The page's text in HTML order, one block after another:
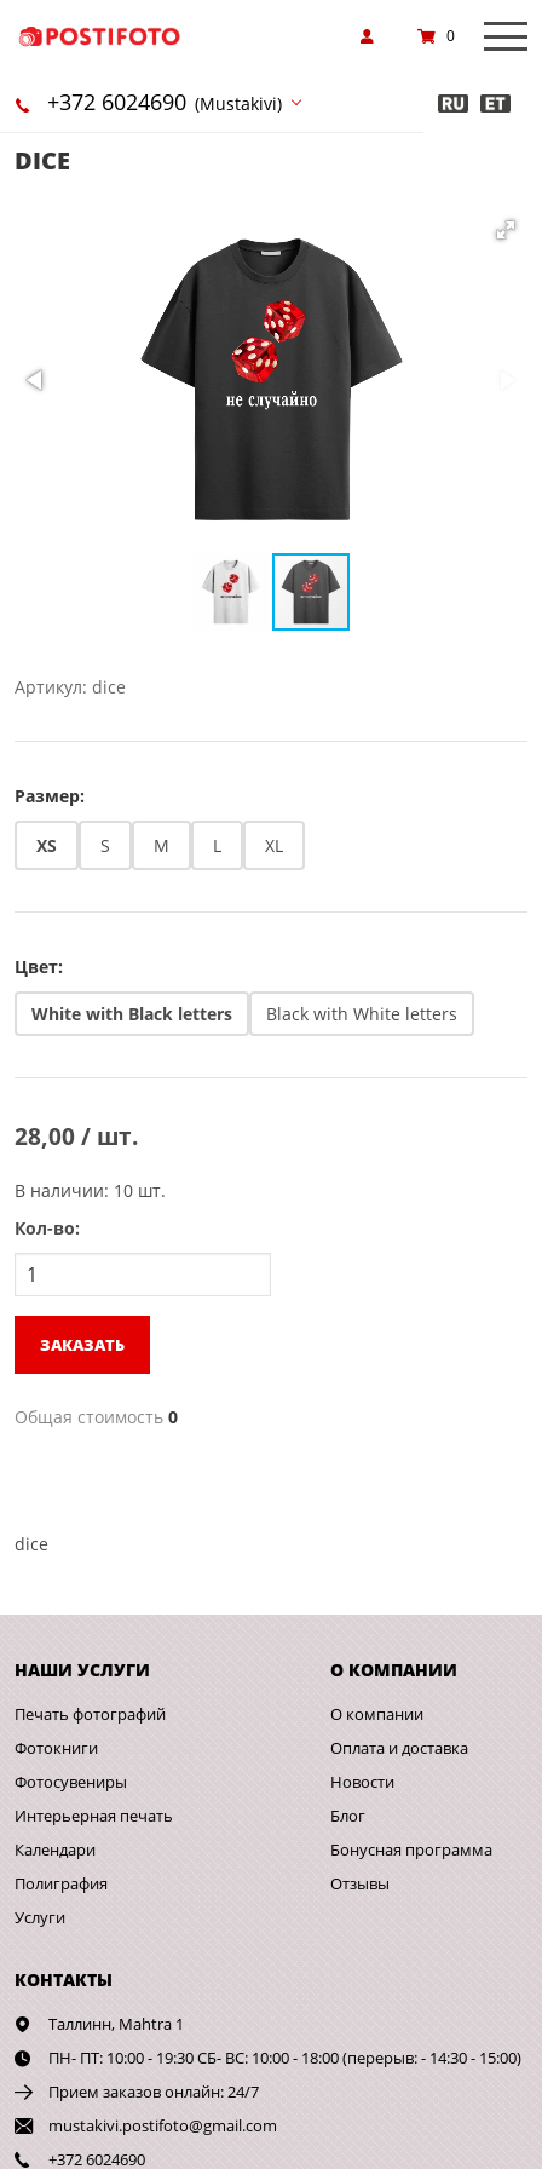
+372 6024690 (Mustakivi)
0
DICE
Артикул: dice
Размер:
XS S M L XL
Цвет:
White with Black letters Black with White letters
28,00 / шт.
В наличии: 10 шт.
Кол-во:
ЗАКАЗАТЬ
Общая стоимость 0
dice
НАШИ УСЛУГИ
Печать фотографий
Фотокниги
Фотосувениры
Интерьерная печать
Календари
Полиграфия
Услуги
О КОМПАНИИ
О компании
Оплата и доставка
Новости
Блог
Бонусная программа
Отзывы
КОНТАКТЫ
Таллинн, Mahtra 1
ПН- ПТ: 10:00 - 19:30 СБ- ВС: 10:00 - 18:00 (перерыв: - 14:30 - 15:00)
Прием заказов онлайн: 24/7
mustakivi.postifoto@gmail.com
+372 6024690